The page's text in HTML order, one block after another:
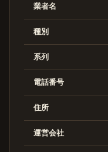
業者名
種別
系列
電話番号
住所
運営会社